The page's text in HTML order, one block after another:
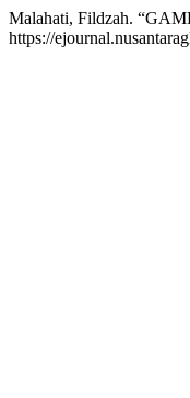
Malahati, Fildzah.
https://